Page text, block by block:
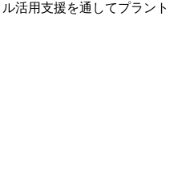
活用支援を通してプラント